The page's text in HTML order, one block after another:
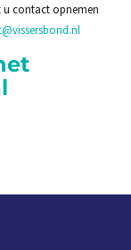
contact opnemen